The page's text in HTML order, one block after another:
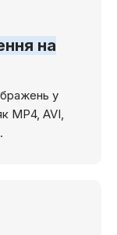
на
у
MP4, AVI,